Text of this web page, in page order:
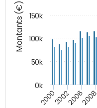
Montants (€)
2000200220062008
0k
50k
100k
150k